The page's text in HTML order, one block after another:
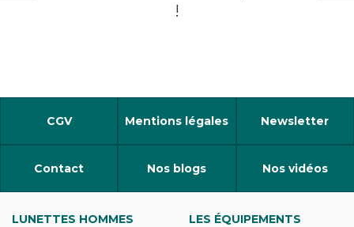
!
CGV Mentions légales Newsletter
Contact Nos blogs Nos vidéos
LUNETTES HOMMES
LES ÉQUIPEMENTS